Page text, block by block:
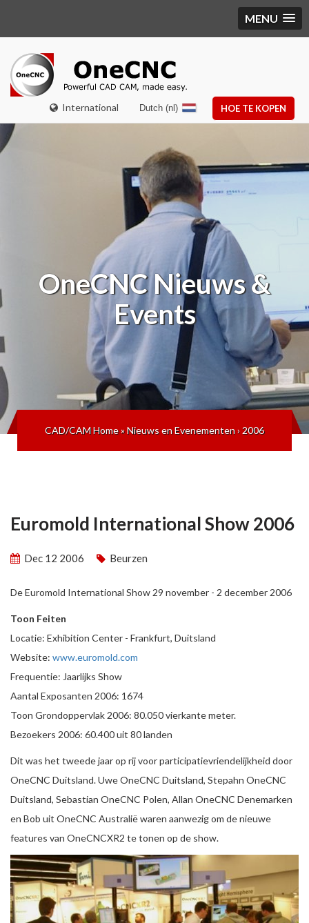
MENU
International HOE TE KOPEN
Dutch (nl)
OneCNCNieuws &
Events
CAD/CAM Home»Nieuws en Evenementen› 2006
Euromold International Show 2006
Dec 12 2006 Beurzen
De Euromold International Show 29 november - 2 december 2006
Toon Feiten
Locatie: Exhibition Center - Frankfurt, Duitsland
Website: www.euromold.com
Frequentie: Jaarlijks Show
Aantal Exposanten 2006: 1674
Toon Grondoppervlak 2006: 80.050 vierkante meter.
Bezoekers 2006: 60.400 uit 80 landen
Dit was het tweede jaar op rij voor participatievriendelijkheid door
OneCNC Duitsland. Uwe OneCNC Duitsland, Stepahn OneCNC
Duitsland, Sebastian OneCNC Polen, Allan OneCNC Denemarken
en Bob uit OneCNC Australië waren aanwezig om de nieuwe
features van OneCNCXR2 te tonen op de show.